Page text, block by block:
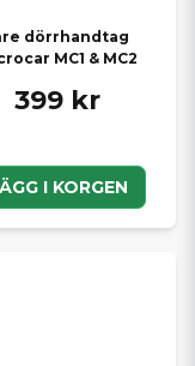
dörrhandtag
MC1 & MC2
399 kr
I KORGEN